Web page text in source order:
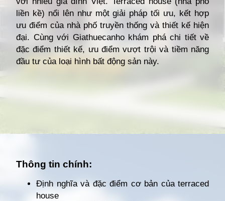
liền kề) nổi lên như một giải pháp tối ưu, kết hợp
ưu điểm của nhà phố truyền thống và thiết kế hiện
đại. Cùng với Giathuecanho khám phá chi tiết về
đặc điểm thiết kế, ưu điểm vượt trội và tiềm năng
đầu tư của loại hình bất động sản này.
Thông tin chính:
Định nghĩa và đặc điểm cơ bản của terraced
house